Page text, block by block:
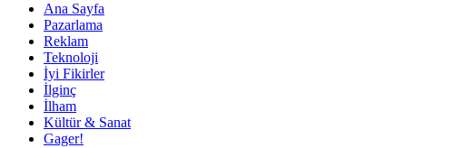
Ana Sayfa
Pazarlama
Reklam
Teknoloji
İyi Fikirler
İlginç
İlham
Kültür & Sanat
Gager!